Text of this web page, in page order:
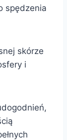
spędzenia
skórze
i